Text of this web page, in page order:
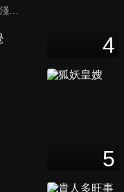
清冷豔麗的高嶺之花江時淺在遭受霸淩、暴力等一系列事件後，華麗蛻變逆襲歸來，用一場精心策劃強勢開啟自己的復仇之路，最終收穫內心救贖與愛情的故事。
4
5